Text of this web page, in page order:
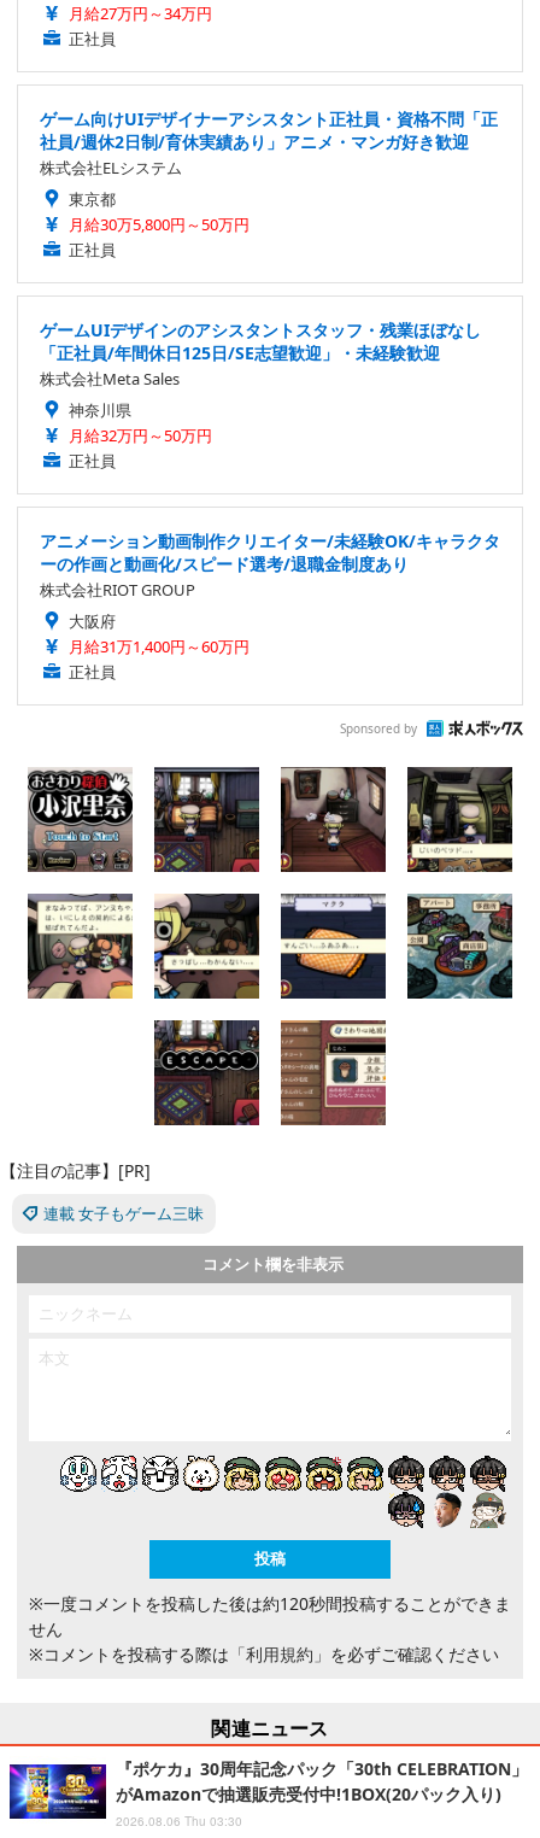
月給27万円～34万円
正社員
ゲーム向けUIデザイナーアシスタント正社員・資格不問「正
社員/週休2日制/育休実績あり」アニメ・マンガ好き歓迎
株式会社ELシステム
東京都
月給30万5,800円～50万円
正社員
ゲームUIデザインのアシスタントスタッフ・残業ほぼなし
「正社員/年間休日125日/SE志望歓迎」・未経験歓迎
株式会社Meta Sales
神奈川県
月給32万円～50万円
正社員
アニメーション動画制作クリエイター/未経験OK/キャラクタ
ーの作画と動画化/スピード選考/退職金制度あり
株式会社RIOT GROUP
大阪府
月給31万1,400円～60万円
正社員
Sponsored by
【注目の記事】[PR]
連載 女子もゲーム三昧
コメント欄を非表示
※一度コメントを投稿した後は約120秒間投稿することができま
せん
※コメントを投稿する際は 「利用規約」 を必ずご確認ください
関連ニュース
『ポケカ』30周年記念パック「30th CELEBRATION」
がAmazonで抽選販売受付中!1BOX(20パック入り)
2026.08.06 Thu 03:30